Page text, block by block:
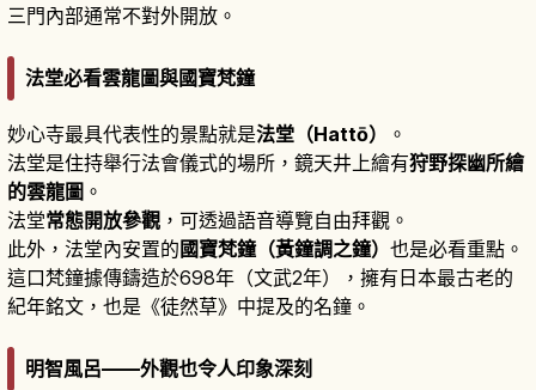
三門內部通常不對外開放。
法堂必看雲龍圖與國寶梵鐘
妙心寺最具代表性的景點就是法堂（Hattō）
。
法堂是住持舉行法會儀式的場所，鏡天井上繪有狩野探幽所繪
的雲龍圖 。
法堂常態開放參觀 ，可透過語音導覽自由拜觀。
此外，法堂內安置的 國寶梵鐘（黃鐘調之鐘） 也是必看重點。
這口梵鐘據傳鑄造於698年（文武2年），擁有日本最古老的
紀年銘文，也是《徒然草》中提及的名鐘。
明智風呂——外觀也令人印象深刻